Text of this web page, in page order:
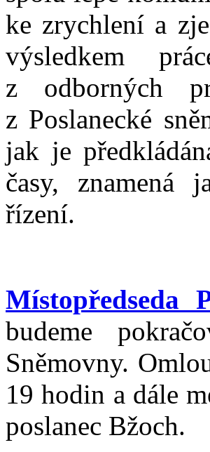
ke zrychlení a
výsledkem
z odborných
z Poslanecké
jak je
časy, znamená
řízení.
Místopředseda
budeme
Sněmovny.
19 hodin a dále
poslanec Bžoch.